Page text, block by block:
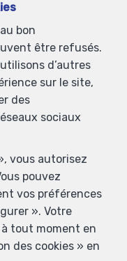
bon
être refusés.
d’autres
sur le site,
des
sociaux
vous autorisez
pouvez
vos préférences
». Votre
tout moment en
des cookies » en